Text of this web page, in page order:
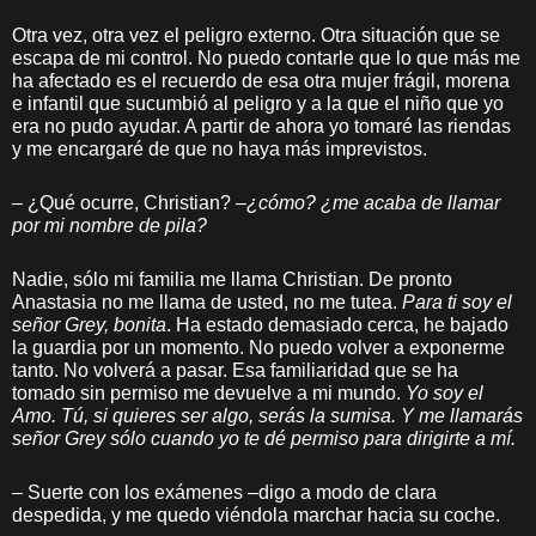
Otra vez, otra vez el peligro externo. Otra situación que se
escapa de mi control. No puedo contarle que lo que más me
ha afectado es el recuerdo de esa otra mujer frágil, morena
e infantil que sucumbió al peligro y a la que el niño que yo
era no pudo ayudar. A partir de ahora yo tomaré las riendas
y me encargaré de que no haya más imprevistos.
– ¿Qué ocurre, Christian? –¿cómo? ¿me acaba de llamar
por mi nombre de pila?
Nadie, sólo mi familia me llama Christian. De pronto
Anastasia no me llama de usted, no me tutea. Para ti soy el
señor Grey, bonita. Ha estado demasiado cerca, he bajado
la guardia por un momento. No puedo volver a exponerme
tanto. No volverá a pasar. Esa familiaridad que se ha
tomado sin permiso me devuelve a mi mundo. Yo soy el
Amo. Tú, si quieres ser algo, serás la sumisa. Y me llamarás
señor Grey sólo cuando yo te dé permiso para dirigirte a mí.
– Suerte con los exámenes –digo a modo de clara
despedida, y me quedo viéndola marchar hacia su coche.